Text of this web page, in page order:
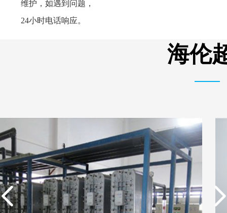
维护，如遇到问题，
24小时电话响应。
海伦